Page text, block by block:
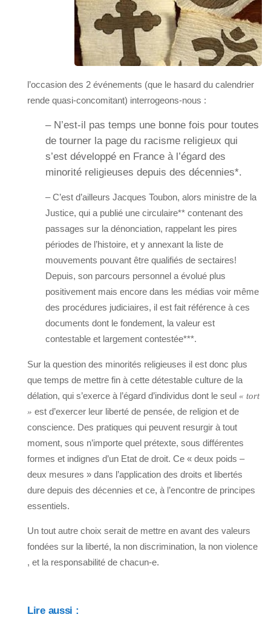
l’occasion des 2 événements (que le hasard du calendrier
rende quasi-concomitant) interrogeons-nous :
– N’est-il pas temps une bonne fois pour toutes
de tourner la page du racisme religieux qui
s’est développé en France à l’égard des
minorité religieuses depuis des décennies*.
– C’est d’ailleurs Jacques Toubon, alors ministre de la
Justice, qui a publié une circulaire** contenant des
passages sur la dénonciation, rappelant les pires
périodes de l’histoire, et y annexant la liste de
mouvements pouvant être qualifiés de sectaires!
Depuis, son parcours personnel a évolué plus
positivement mais encore dans les médias voir même
des procédures judiciaires, il est fait référence à ces
documents dont le fondement, la valeur est
contestable et largement contestée***.
Sur la question des minorités religieuses il est donc plus
que temps de mettre fin à cette détestable culture de la
délation, qui s’exerce à l’égard d’individus dont le seul « tort
» est d’exercer leur liberté de pensée, de religion et de
conscience. Des pratiques qui peuvent resurgir à tout
moment, sous n’importe quel prétexte, sous différentes
formes et indignes d’un Etat de droit. Ce « deux poids –
deux mesures » dans l’application des droits et libertés
dure depuis des décennies et ce, à l’encontre de principes
essentiels.
Un tout autre choix serait de mettre en avant des valeurs
fondées sur la liberté, la non discrimination, la non violence
, et la responsabilité de chacun-e.
Lire aussi :